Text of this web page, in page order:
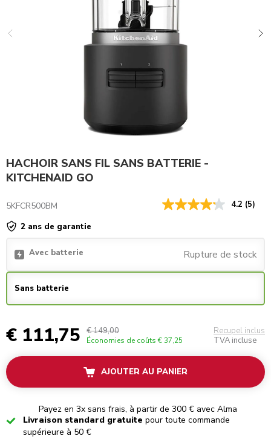
HACHOIR SANS FIL SANS BATTERIE -
KITCHENAID GO
5KFCR500BM 4.2 (5)
2 ans de garantie
Avec batterie Rupture de stock
Sans batterie
€ 111,75 € 149,00
Économies de coûts € 37,25
Recupel inclus
TVA incluse
AJOUTER AU PANIER
Payez en 3x sans frais, à partir de 300 € avec Alma
CheckedLivraison standard gratuite pour toute commande
supérieure à 50 €